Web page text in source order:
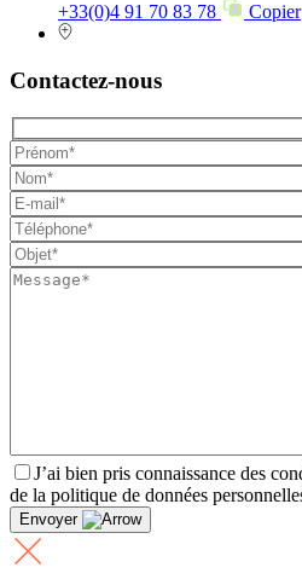
+33(0)4 91 70 83 78 Copier
Contactez-nous
J’ai bien pris connaissance des
de la politique de données
Envoyer